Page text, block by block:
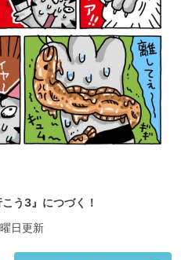
う3』につづく！
日更新